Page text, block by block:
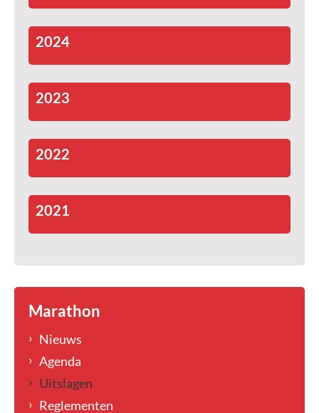
2024
2023
2022
2021
Marathon
Nieuws
Agenda
Uitslagen
Reglementen